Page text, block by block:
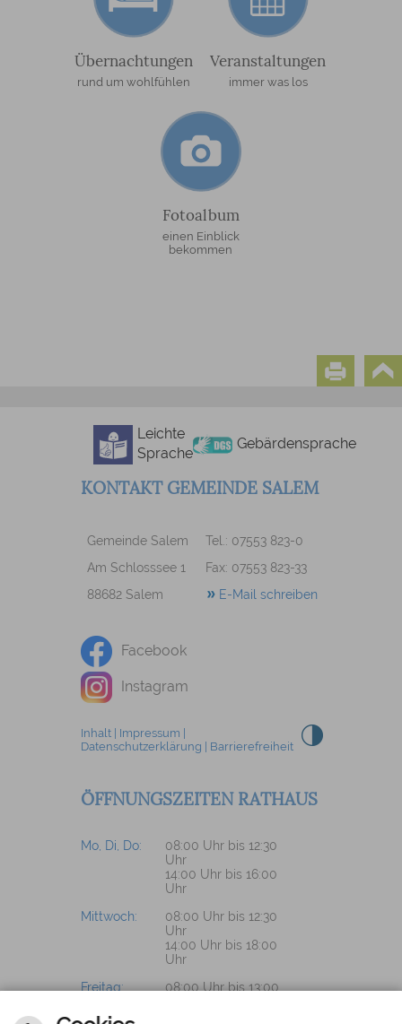
Übernachtungen
rund um wohlfühlen
Veranstaltungen
immer was los
Fotoalbum
einen Einblick
bekommen
Leichte
Sprache
Gebärdensprache
KONTAKT GEMEINDE SALEM
Gemeinde Salem
Tel.: 07553 823-0
Am Schlosssee 1
Fax: 07553 823-33
88682 Salem
E-Mail schreiben
Facebook
Instagram
Inhalt| Impressum
Datenschutzerklärung
Barrierefreiheit
ÖFFNUNGSZEITEN RATHAUS
Mo, Di, Do:
08:00 Uhr bis 12:30
Uhr
14:00 Uhr bis 16:00
Uhr
Mittwoch:
08:00 Uhr bis 12:30
Uhr
14:00 Uhr bis 18:00
Uhr
Freitag:
08:00 Uhr bis 13:00